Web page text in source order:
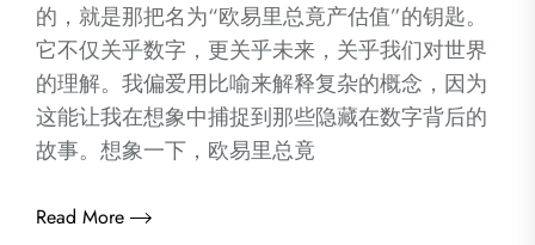
的，就是那把名为“欧易里总竟产估值”的钥匙。
它不仅关乎数字，更关乎未来，关乎我们对世界
的理解。我偏爱用比喻来解释复杂的概念，因为
这能让我在想象中捕捉到那些隐藏在数字背后的
故事。想象一下，欧易里总竟
Read More